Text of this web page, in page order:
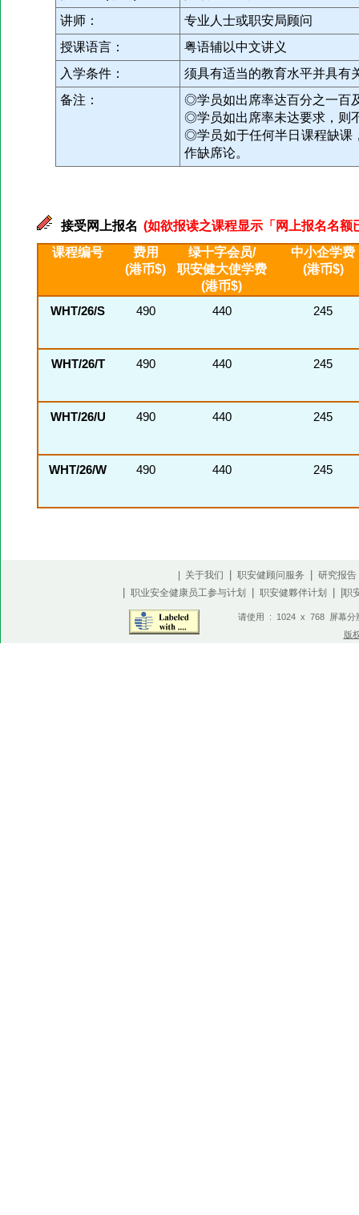
讲师：
专业人士或职安局顾问
授课语言：
粤语辅以中文讲义
入学条件：
须具有适当的教育水平并具有
备注：
◎学员如出席率达百分之一百
◎学员如出席率未达要求，则
◎学员如于任何半日课程缺课
作缺席论。
接受网上报名 (如欲报读之课程显示「网上报名名
课程编号
费用
(港币$)
绿十字会员/
职安健大使学费
(港币$)
中小企学费
(港币$)
WHT/26/S 490 440 245
WHT/26/T 490 440 245
WHT/26/U 490 440 245
WHT/26/W 490 440 245
| 关于我们 职安健顾问服务 研究报告
职业安全健康员工参与计划 职安健夥伴计划 职
请使用 : 1024 x 768 屏幕分
版